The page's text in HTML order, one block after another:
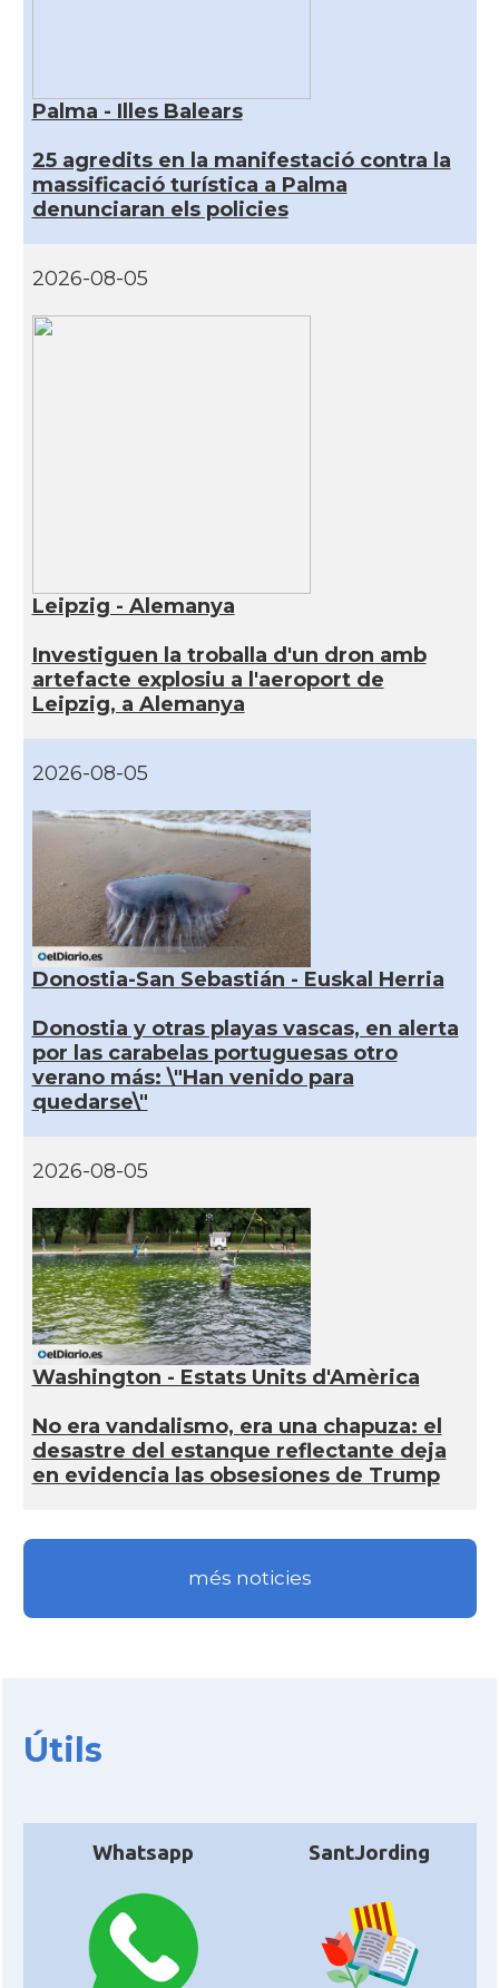
Palma - Illes Balears
25 agredits en la manifestació contra la
massificació turística a Palma
denunciaran els policies
2026-08-05
Leipzig - Alemanya
Investiguen la troballa d'un dron amb
artefacte explosiu a l'aeroport de
Leipzig, a Alemanya
2026-08-05
Donostia-San Sebastián - Euskal Herria
Donostia y otras playas vascas, en alerta
por las carabelas portuguesas otro
verano más: \"Han venido para
quedarse\"
2026-08-05
Washington - Estats Units d'Amèrica
No era vandalismo, era una chapuza: el
desastre del estanque reflectante deja
en evidencia las obsesiones de Trump
més noticies
Útils
Whatsapp SantJording